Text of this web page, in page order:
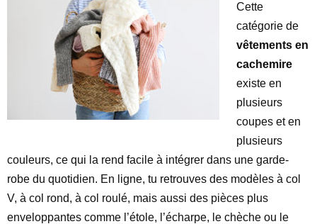
Cette
catégorie de
vêtements en
cachemire
existe en
plusieurs
coupes et en
plusieurs
couleurs, ce qui la rend facile à intégrer dans une garde-
robe du quotidien. En ligne, tu retrouves des modèles à col
V, à col rond, à col roulé, mais aussi des pièces plus
enveloppantes comme l’étole, l’écharpe, le chèche ou le